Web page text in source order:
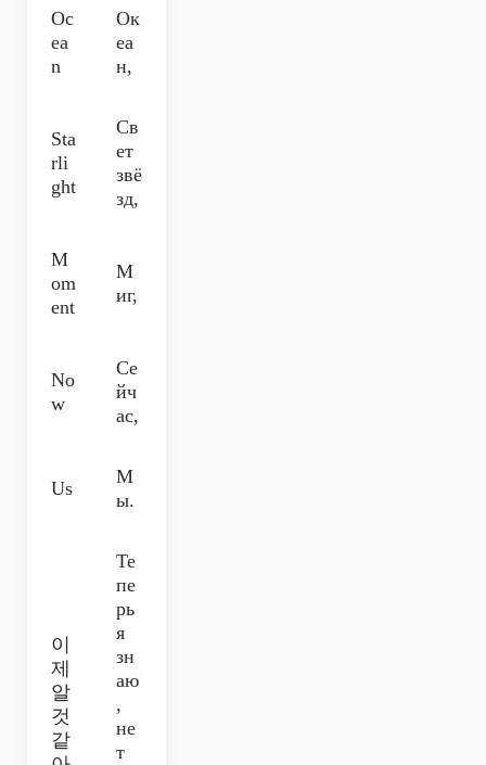
Oc
ea
n
Ок
еа
н,
Sta
rli
ght
Св
ет
звё
зд,
M
om
ent
М
иг,
No
w
Се
йч
ас,
Us
М
ы.
이
제
알
것
같
Те
пе
рь
я
зн
аю
,
не
т